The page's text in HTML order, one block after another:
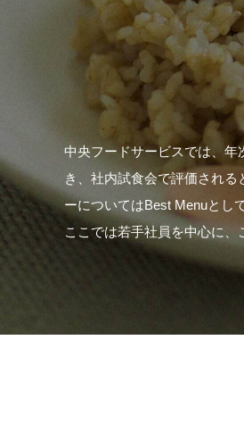
中央フードサービスでは、
き、社内試食会で評価され
ーについてはBest Menuとし
ここでは若手社員を中心に、